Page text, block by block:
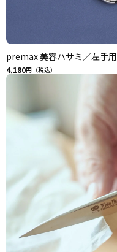
premax 美容ハサミ／左手用
4,180円（税込）